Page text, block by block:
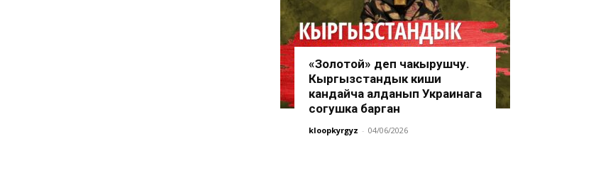
«Золотой» деп чакырушчу.
Кыргызстандык киши
кандайча алданып Украинага
согушка барган
kloopkyrgyz - 04/06/2026